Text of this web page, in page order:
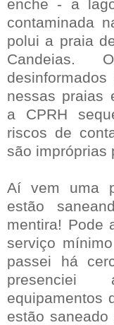
enche - a
contaminada
polui a praia
Candeias.
nessas praias
a CPRH
riscos de
são impróprias
Aí vem uma
estão
mentira! Pode
serviço
passei há
presenciei
equipamentos
estão